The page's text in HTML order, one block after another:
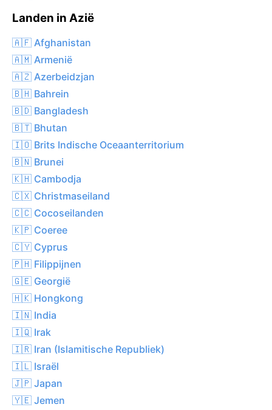
Landen in Azië
🇦🇫 Afghanistan
🇦🇲 Armenië
🇦🇿 Azerbeidzjan
🇧🇭 Bahrein
🇧🇩 Bangladesh
🇧🇹 Bhutan
🇮🇴 Brits Indische Oceaanterritorium
🇧🇳 Brunei
🇰🇭 Cambodja
🇨🇽 Christmaseiland
🇨🇨 Cocoseilanden
🇰🇵 Coeree
🇨🇾 Cyprus
🇵🇭 Filippijnen
🇬🇪 Georgië
🇭🇰 Hongkong
🇮🇳 India
🇮🇶 Irak
🇮🇷 Iran (Islamitische Republiek)
🇮🇱 Israël
🇯🇵 Japan
🇾🇪 Jemen